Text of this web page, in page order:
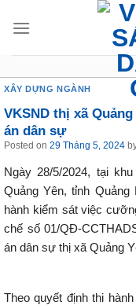
XÂY DỰNG NGÀNH
VKSND thị xã
án dân sự
Posted on 29 Tháng 5, 2024
Ngày 28/5/2024, tại
Quảng Yên, tỉnh
hành kiểm sát việc
chế số 01/QĐ-
án dân sự thị xã Quảng
Theo quyết định thi